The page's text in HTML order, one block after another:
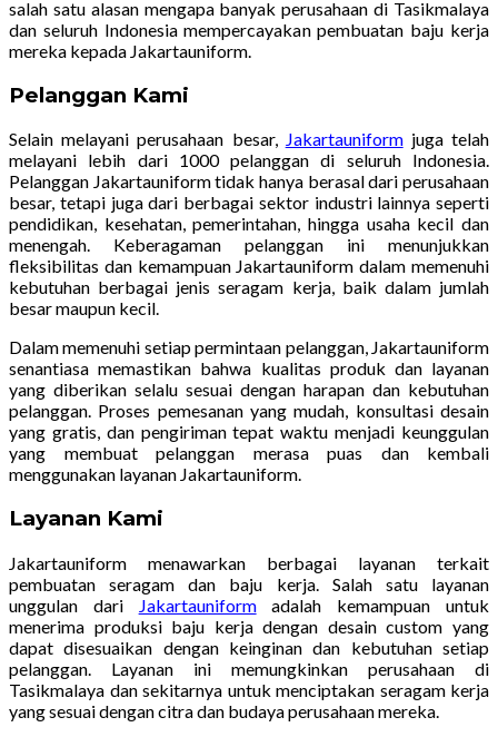
salah satu alasan mengapa banyak perusahaan di Tasikmalaya
dan seluruh Indonesia mempercayakan pembuatan baju kerja
mereka kepada Jakartauniform.
Pelanggan Kami
Selain melayani perusahaan besar, Jakartauniform juga telah
melayani lebih dari 1000 pelanggan di seluruh Indonesia.
Pelanggan Jakartauniform tidak hanya berasal dari perusahaan
besar, tetapi juga dari berbagai sektor industri lainnya seperti
pendidikan, kesehatan, pemerintahan, hingga usaha kecil dan
menengah. Keberagaman pelanggan ini menunjukkan
fleksibilitas dan kemampuan Jakartauniform dalam memenuhi
kebutuhan berbagai jenis seragam kerja, baik dalam jumlah
besar maupun kecil.
Dalam memenuhi setiap permintaan pelanggan, Jakartauniform
senantiasa memastikan bahwa kualitas produk dan layanan
yang diberikan selalu sesuai dengan harapan dan kebutuhan
pelanggan. Proses pemesanan yang mudah, konsultasi desain
yang gratis, dan pengiriman tepat waktu menjadi keunggulan
yang membuat pelanggan merasa puas dan kembali
menggunakan layanan Jakartauniform.
Layanan Kami
Jakartauniform menawarkan berbagai layanan terkait
pembuatan seragam dan baju kerja. Salah satu layanan
unggulan dari Jakartauniform
adalah kemampuan untuk
menerima produksi baju kerja dengan desain custom yang
dapat disesuaikan dengan keinginan dan kebutuhan setiap
pelanggan. Layanan ini memungkinkan perusahaan di
Tasikmalaya dan sekitarnya untuk menciptakan seragam kerja
yang sesuai dengan citra dan budaya perusahaan mereka.